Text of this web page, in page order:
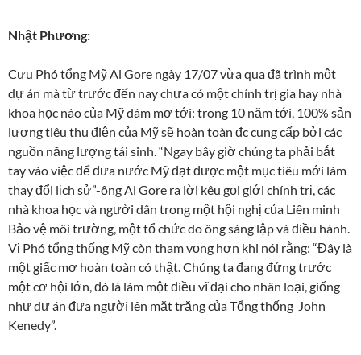
Nhật Phương:
Cựu Phó tổng Mỹ Al Gore ngày 17/07 vừa qua đã trình một
dự án mà từ trước đến nay chưa có một chính trị gia hay nhà
khoa học nào của Mỹ dám mơ tới: trong 10 năm tới, 100% sản
lượng tiêu thụ điện của Mỹ sẽ hoàn toàn đc cung cấp bởi các
nguồn năng lượng tái sinh. “Ngay bây giờ chúng ta phải bắt
tay vào việc để đưa nước Mỹ đạt được một mục tiêu mới làm
thay đổi lịch sử”-ông Al Gore ra lời kêu gọi giới chính trị, các
nhà khoa học và người dân trong một hội nghị của Liên minh
Bảo vệ môi trường, một tổ chức do ông sáng lập và điều hành.
Vị Phó tổng thống Mỹ còn tham vọng hơn khi nói rằng: “Đây là
một giấc mơ hoàn toàn có thật. Chúng ta đang đứng trước
một cơ hội lớn, đó là làm một điều vĩ đại cho nhân loại, giống
như dự án đưa người lên mặt trăng của Tổng thống John
Kenedy”.